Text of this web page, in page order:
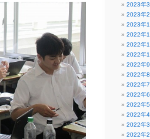
2023年3
2023年2
2023年1
2022年
2022年
2022年
2022年9
2022年8
2022年7
2022年6
2022年5
2022年4
2022年3
2022年2